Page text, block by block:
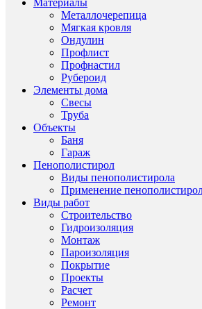
Материалы
Металлочерепица
Мягкая кровля
Ондулин
Профлист
Профнастил
Рубероид
Элементы дома
Свесы
Труба
Объекты
Баня
Гараж
Пенополистирол
Виды пенополистирола
Применение
Виды работ
Строительство
Гидроизоляция
Монтаж
Пароизоляция
Покрытие
Проекты
Расчет
Ремонт